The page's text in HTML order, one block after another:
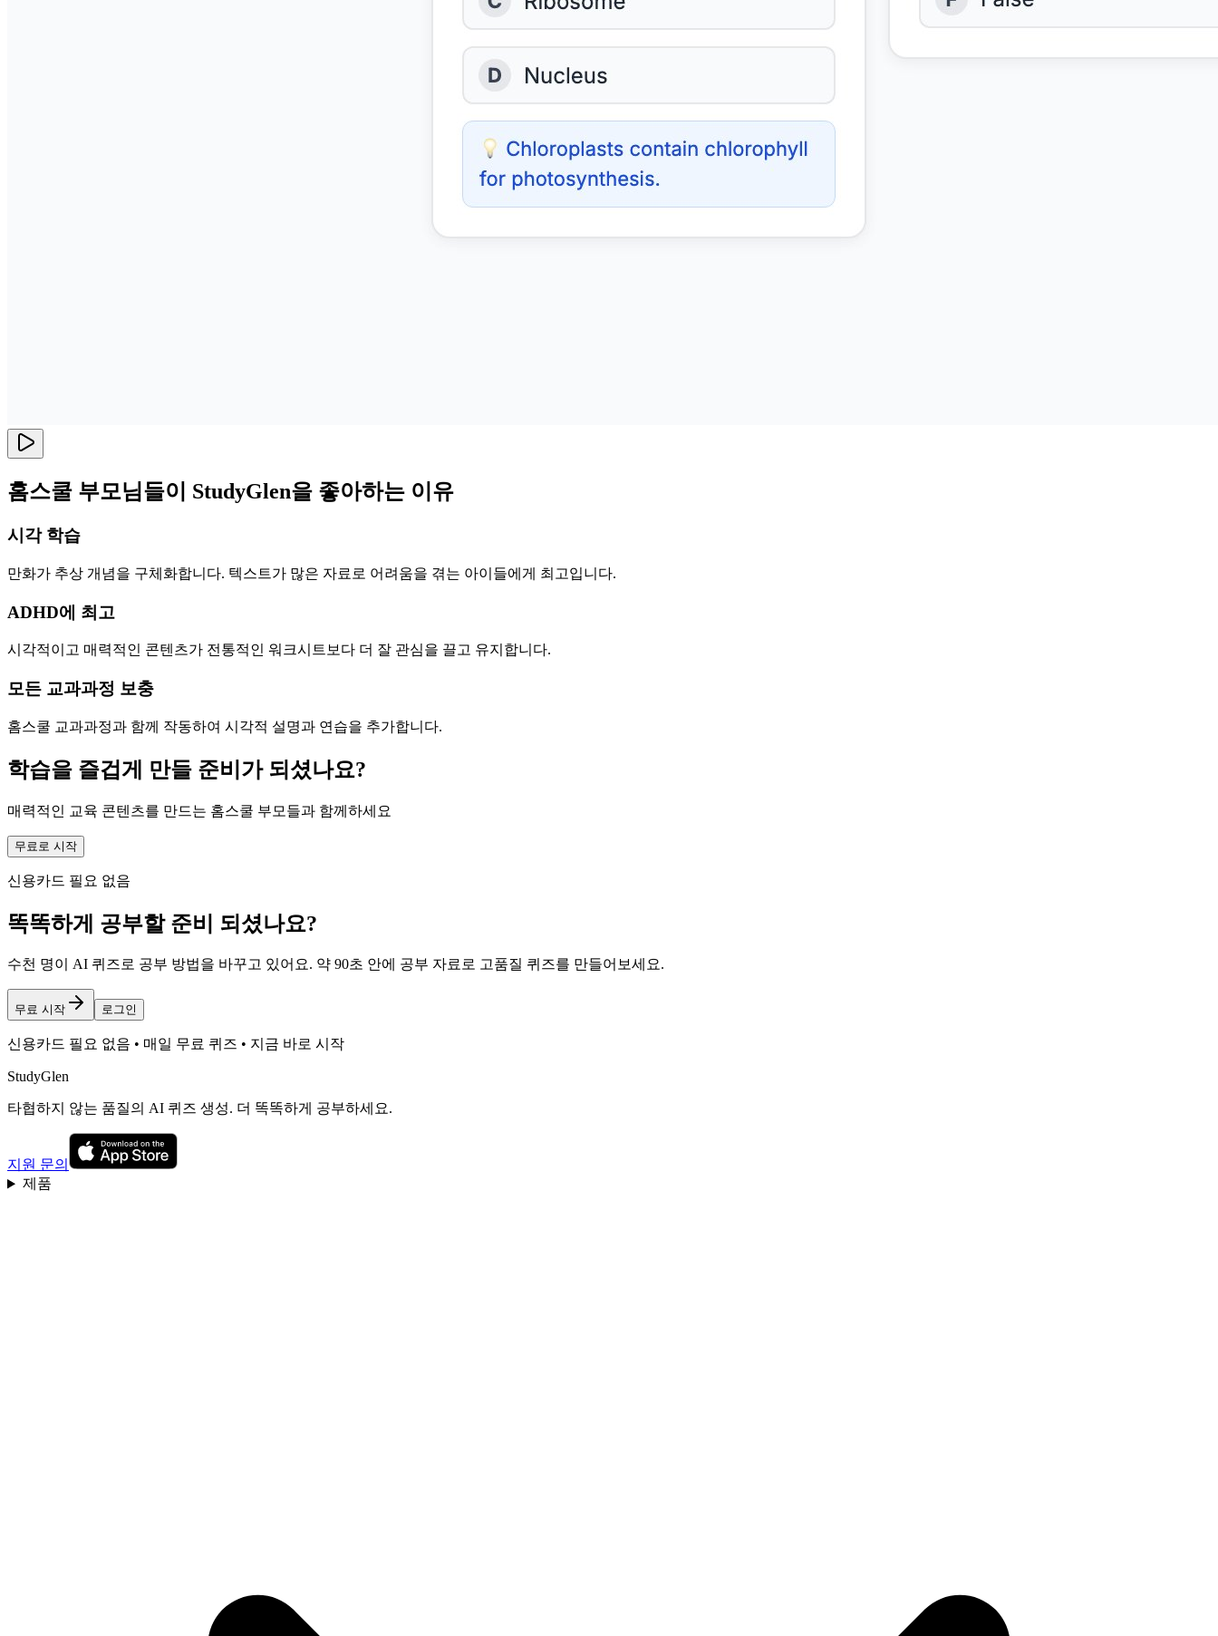
홈스쿨 부모님들이 StudyGlen을 좋아하는 이유
시각 학습
만화가 추상 개념을 구체화합니다. 텍스트가 많은 자료로 어려움을 겪는 아이들에게 최고입니다.
ADHD에 최고
시각적이고 매력적인 콘텐츠가 전통적인 워크시트보다 더 잘 관심을 끌고 유지합니다.
모든 교과과정 보충
홈스쿨 교과과정과 함께 작동하여 시각적 설명과 연습을 추가합니다.
학습을 즐겁게 만들 준비가 되셨나요?
매력적인 교육 콘텐츠를 만드는 홈스쿨 부모들과 함께하세요
무료로 시작
신용카드 필요 없음
똑똑하게 공부할 준비 되셨나요?
수천 명이 AI 퀴즈로 공부 방법을 바꾸고 있어요. 약 90초 안에 공부 자료로 고품질 퀴즈를 만들어보세요.
무료 시작 로그인
신용카드 필요 없음 • 매일 무료 퀴즈 • 지금 바로 시작
StudyGlen
타협하지 않는 품질의 AI 퀴즈 생성. 더 똑똑하게 공부하세요.
지원 문의
제품